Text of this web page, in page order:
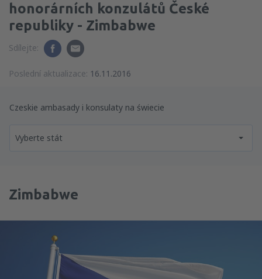
honorárních konzulátů České
republiky - Zimbabwe
Sdílejte:
Poslední aktualizace: 16.11.2016
Czeskie ambasady i konsulaty na świecie
Vyberte stát
Zimbabwe